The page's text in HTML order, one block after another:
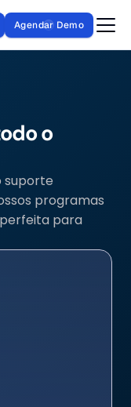
o
suporte
programas
para
Agendar Demo